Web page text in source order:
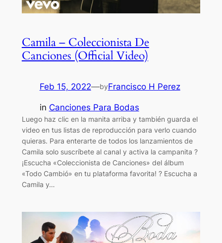
Camila – Coleccionista De
Canciones (Official Video)
Feb 15, 2022—byFrancisco H Perez
in Canciones Para Bodas
Luego haz clic en la manita arriba y también guarda el
video en tus listas de reproducción para verlo cuando
quieras. Para enterarte de todos los lanzamientos de
Camila solo suscríbete al canal y activa la campanita ?
¡Escucha «Coleccionista de Canciones» del álbum
«Todo Cambió» en tu plataforma favorita! ? Escucha a
Camila y…